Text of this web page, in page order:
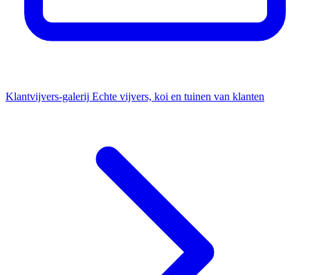
Klantvijvers-galerij Echte vijvers, koi en tuinen van klanten